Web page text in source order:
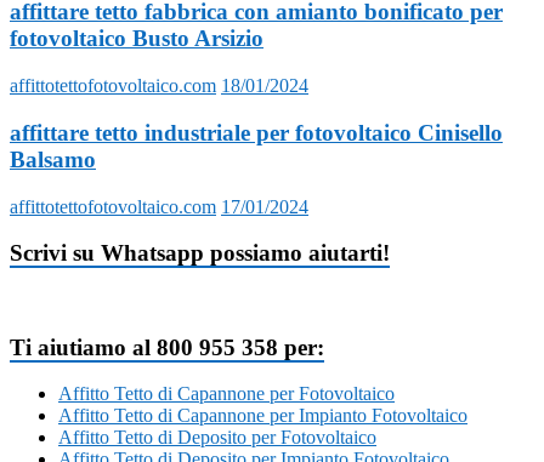
affittare tetto fabbrica con amianto bonificato per
fotovoltaico Busto Arsizio
affittotettofotovoltaico.com 18/01/2024
affittare tetto industriale per fotovoltaico Cinisello
Balsamo
affittotettofotovoltaico.com 17/01/2024
Scrivi su Whatsapp possiamo aiutarti!
Ti aiutiamo al 800 955 358 per:
Affitto Tetto di Capannone per Fotovoltaico
Affitto Tetto di Capannone per Impianto Fotovoltaico
Affitto Tetto di Deposito per Fotovoltaico